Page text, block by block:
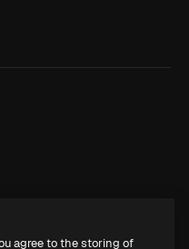
agree to the storing of